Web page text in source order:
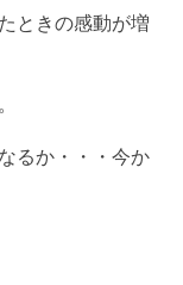
ときの感動が増
るか・・・今か